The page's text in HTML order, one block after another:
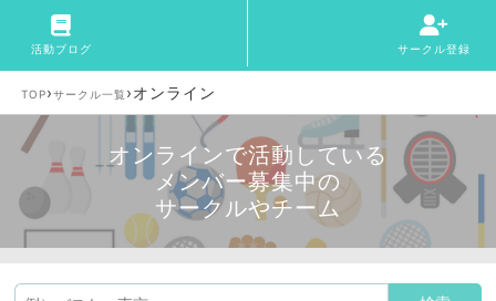
活動ブログ サークル登録
TOP›サークル一覧 ›オンライン
オンラインで活動している
メンバー募集中の
サークルやチーム